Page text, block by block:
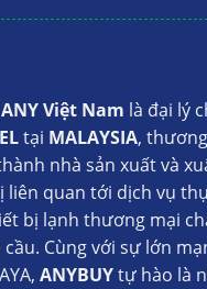
Việt Nam là đại lý
tại MALAYSIA,
nhà sản xuất và
liên quan tới dịch vụ
bị lạnh thương mại
Cùng với sự lớn
ANYBUYtự hào là